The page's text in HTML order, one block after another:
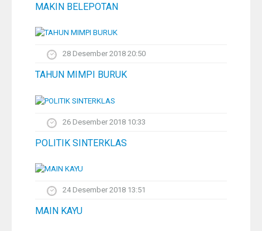
MAKIN BELEPOTAN
28 Desember 2018 20:50
TAHUN MIMPI BURUK
26 Desember 2018 10:33
POLITIK SINTERKLAS
24 Desember 2018 13:51
MAIN KAYU